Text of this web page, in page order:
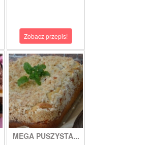
Zobacz przepis!
MEGA PUSZYSTA...